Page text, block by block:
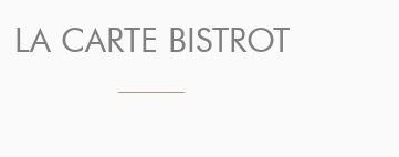
LA CARTE BISTROT